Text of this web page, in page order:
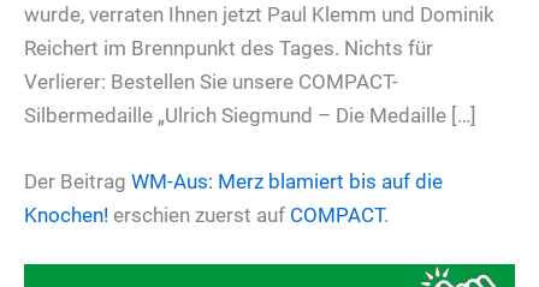
wurde, verraten Ihnen jetzt Paul Klemm und Dominik
Reichert im Brennpunkt des Tages. Nichts für
Verlierer: Bestellen Sie unsere COMPACT-
Silbermedaille „Ulrich Siegmund – Die Medaille […]
Der Beitrag WM-Aus: Merz blamiert bis auf die
Knochen! erschien zuerst auf COMPACT.